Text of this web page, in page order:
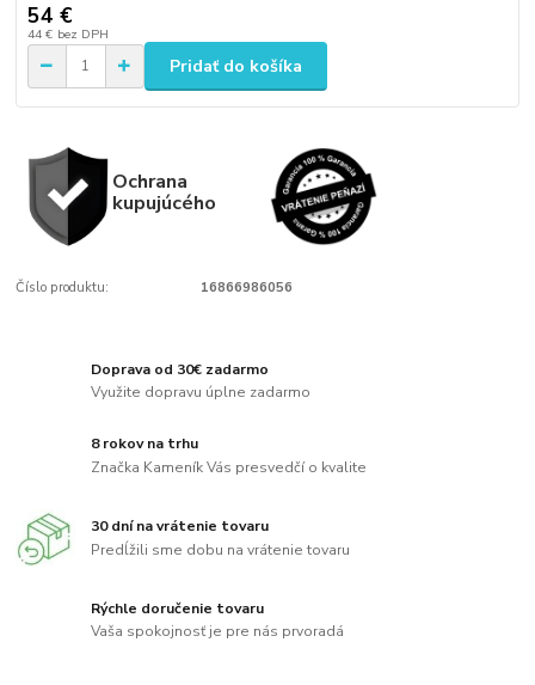
54 €
44 € bez DPH
Pridať do košíka
Ochrana
kupujúcého
Číslo produktu: 16866986056
Doprava od 30€ zadarmo
Využite dopravu úplne zadarmo
8 rokov na trhu
Značka Kameník Vás presvedčí o kvalite
30 dní na vrátenie tovaru
Predĺžili sme dobu na vrátenie tovaru
Rýchle doručenie tovaru
Vaša spokojnosť je pre nás prvoradá